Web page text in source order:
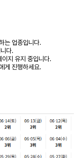
는 업종입니다.
다.
지 유지 중입니다.
게 진행하세요.